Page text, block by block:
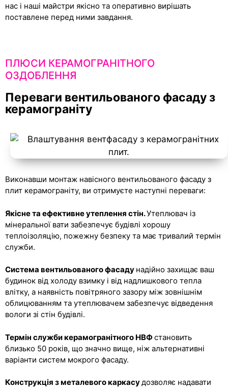
нас і наші майстри якісно та оперативно вирішать
поставлене перед ними завдання.
ПЛЮСИ КЕРАМОГРАНІТНОГО
ОЗДОБЛЕННЯ
Переваги вентильованого фасаду з
керамограніту
Виконавши монтаж навісного вентильованого фасаду з
плит керамограніту, ви отримуєте наступні переваги:
Якісне та ефективне утеплення стін.Утеплювач із
мінеральної вати забезпечує будівлі хорошу
теплоізоляцію, пожежну безпеку та має тривалий термін
служби.
Система вентильованого фасаду надійно захищає ваш
будинок від холоду взимку і від надлишкового тепла
влітку, а наявність повітряного зазору між зовнішнім
облицюванням та утеплювачем забезпечує відведення
вологи зі стін будівлі.
Термін служби керамогранітного НВФстановить
близько 50 років, що значно вище, ніж альтернативні
варіанти систем мокрого фасаду.
Конструкція з металевого каркасудозволяє надавати